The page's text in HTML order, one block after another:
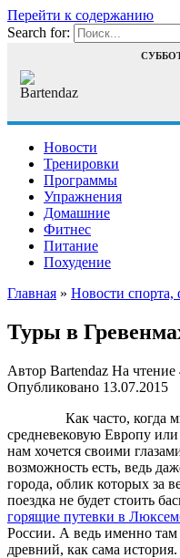
Перейти к содержанию
Search for:
Новости
Тренировки
Программы
Упражнения
Домашние
Фитнес
Питание
Похудение
Главная » Новости спорта,
Туры в
Автор Bartendaz На чтение
Опубликовано 13.07.2015
Как часто,
средневековую Европу
нам хочется своими
возможность есть, ведь
города, облик которых за
поездка не будет стоить
горящие путевки в
России. А ведь именно
древний, как сама история.